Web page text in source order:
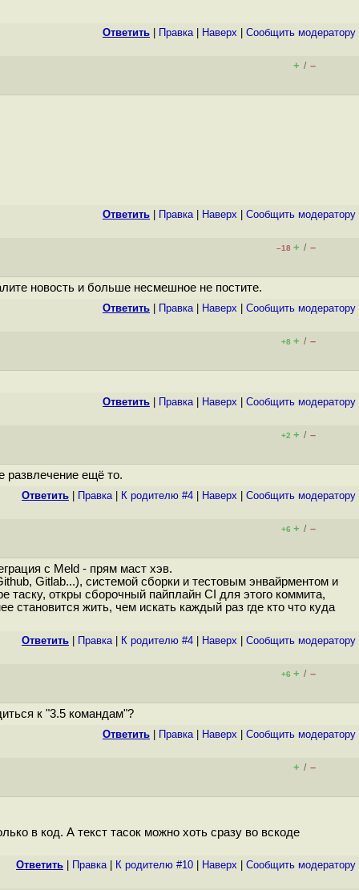
Ответить Правка| Наверх Cообщить модератору
+ / –
Ответить Правка| Наверх Cообщить модератору
–18 + / –
новость и больше несмешное не постите.
Ответить Правка| Наверх Cообщить модератору
+8 + / –
Ответить Правка| Наверх Cообщить модератору
+2 + / –
развлечение ещё то.
Ответить Правка| К родителю #4 Наверх Cообщить модератору
+6 + / –
с Meld - прям маст хэв.
Gitlab...), системой сборки и тестовым энвайрментом и
таску, откры сборочный пайплайн CI для этого коммита,
становится жить, чем искать каждый раз где кто что куда
Ответить Правка| К родителю #4 Наверх Cообщить модератору
+6 + / –
к "3.5 командам"?
Ответить Правка| Наверх Cообщить модератору
+ / –
в код. А текст тасок можно хоть сразу во вскоде
Ответить Правка| К родителю #10 Наверх Cообщить модератору